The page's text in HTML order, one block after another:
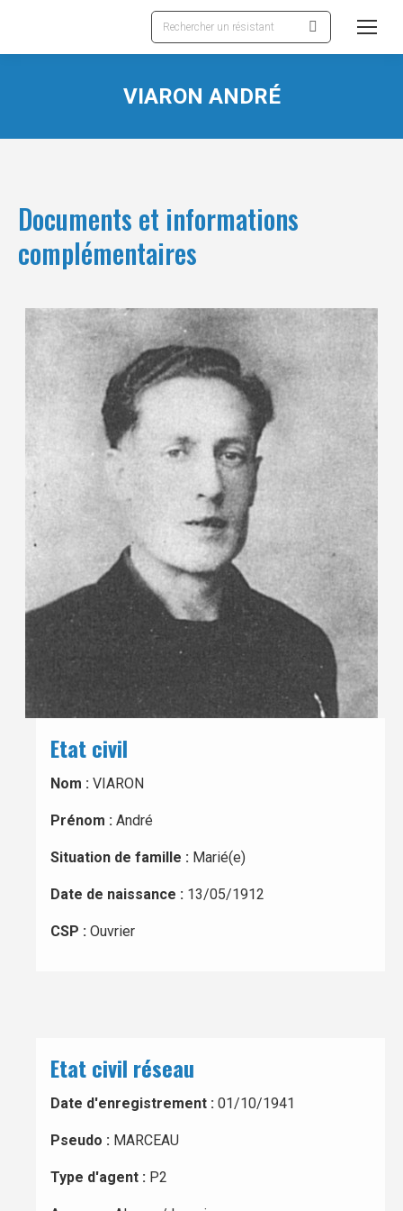
Recherche
:
VIARON ANDRÉ
Documents et informations
complémentaires
Etat civil
Nom : VIARON
Prénom : André
Situation de famille : Marié(e)
Date de naissance : 13/05/1912
CSP : Ouvrier
Etat civil réseau
Date d'enregistrement : 01/10/1941
Pseudo : MARCEAU
Type d'agent : P2